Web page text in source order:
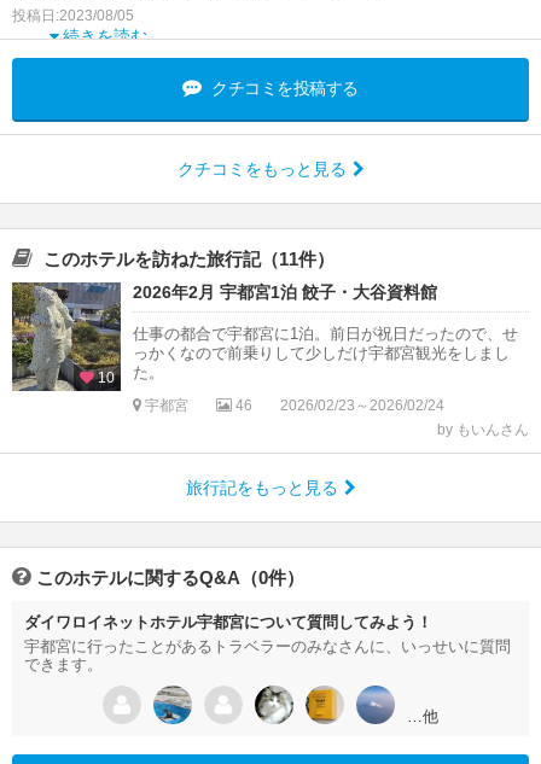
㎡で部屋のスペースは三角形ですが窓も大きく開放
的で良続きを読む
投稿日:2023/08/05
クチコミを投稿する
クチコミをもっと見る
このホテルを訪ねた旅行記（11件）
10
2026年2月 宇都宮1泊 餃子・大谷資料館
仕事の都合で宇都宮に1泊。前日が祝日だったので、せ
っかくなので前乗りして少しだけ宇都宮観光をしまし
た。
宇都宮 46
2026/02/23～2026/02/24
by もいんさん
旅行記をもっと見る
このホテルに関するQ&A（0件）
ダイワロイネットホテル宇都宮について質問してみよう！
宇都宮に行ったことがあるトラベラーのみなさんに、いっせいに質問
できます。
…他